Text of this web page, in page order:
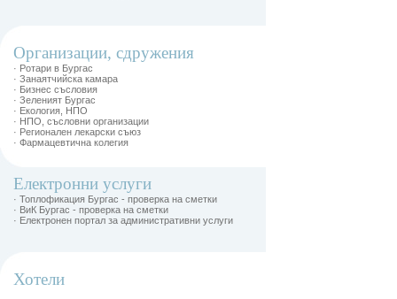
Организации, сдружения
· Ротари в Бургас
· Занаятчийска камара
· Бизнес съсловия
· Зеленият Бургас
· Екология, НПО
· НПО, съсловни организации
· Регионален лекарски съюз
· Фармацевтична колегия
Електронни услуги
· Топлофикация Бургас - проверка на сметки
· ВиК Бургас - проверка на сметки
· Електронен портал за административни услуги
Хотели